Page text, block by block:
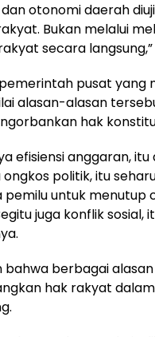
otonomi daerah
Bukan melalui
secara
pusat yang
alasan-alasan
hak
efisiensi anggaran,
politik, itu
pemilu untuk
juga konflik
bahwa berbagai
hak rakyat